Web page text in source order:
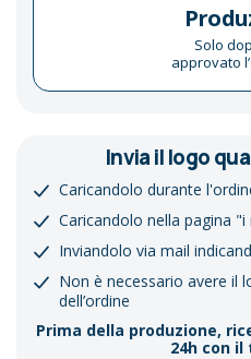
Solo
approvato
Invia il logo
Caricandolo durante
Caricandolo nella pagina
Inviandolo via mail
Non è necessario avere il
dell’ordine
Prima della produzione,
24h con il